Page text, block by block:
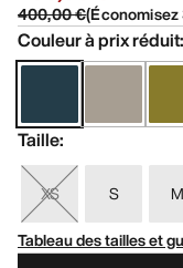
400,00 €(Économisez
Couleur à prix réduit:
Taille:
XS S M
Tableau des tailles et